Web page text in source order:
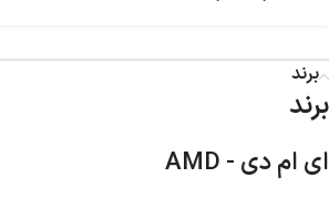
برند
برند
ای ام دی - AMD